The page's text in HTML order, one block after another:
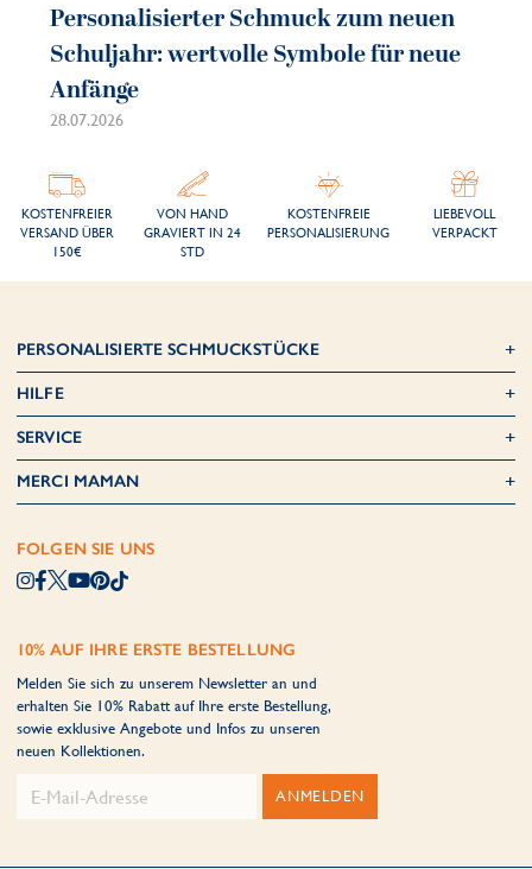
Personalisierter Schmuck zum neuen
Schuljahr: wertvolle Symbole für neue
Anfänge
28.07.2026
KOSTENFREIER
VERSAND ÜBER
150€
VON HAND
GRAVIERT IN 24
STD
KOSTENFREIE
PERSONALISIERUNG
LIEBEVOLL
VERPACKT
PERSONALISIERTE SCHMUCKSTÜCKE
HILFE
SERVICE
MERCI MAMAN
FOLGEN SIE UNS
10% AUF IHRE ERSTE BESTELLUNG
Melden Sie sich zu unserem Newsletter an und
erhalten Sie 10% Rabatt auf Ihre erste Bestellung,
sowie exklusive Angebote und Infos zu unseren
neuen Kollektionen.
ANMELDEN